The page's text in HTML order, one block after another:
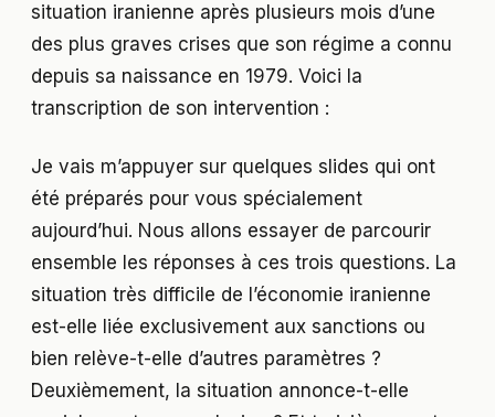
situation iranienne après plusieurs mois d’une
des plus graves crises que son régime a connu
depuis sa naissance en 1979. Voici la
transcription de son intervention :
Je vais m’appuyer sur quelques slides qui ont
été préparés pour vous spécialement
aujourd’hui. Nous allons essayer de parcourir
ensemble les réponses à ces trois questions. La
situation très difficile de l’économie iranienne
est-elle liée exclusivement aux sanctions ou
bien relève-t-elle d’autres paramètres ?
Deuxièmement, la situation annonce-t-elle